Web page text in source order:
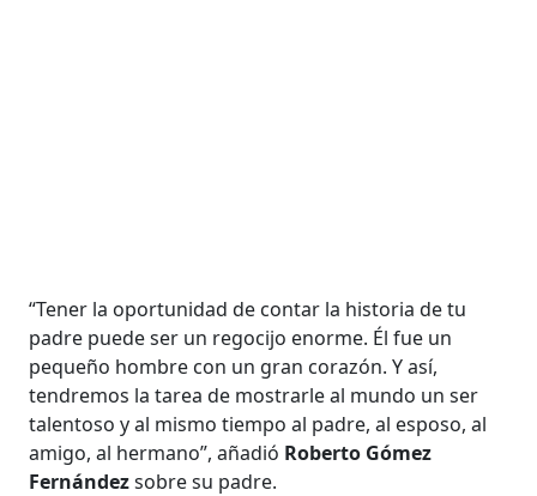
“Tener la oportunidad de contar la historia de tu
padre puede ser un regocijo enorme. Él fue un
pequeño hombre con un gran corazón. Y así,
tendremos la tarea de mostrarle al mundo un ser
talentoso y al mismo tiempo al padre, al esposo, al
amigo, al hermano”, añadió Roberto Gómez
Fernándezsobre su padre.